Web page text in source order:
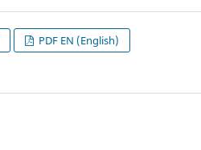
PDF EN (English)